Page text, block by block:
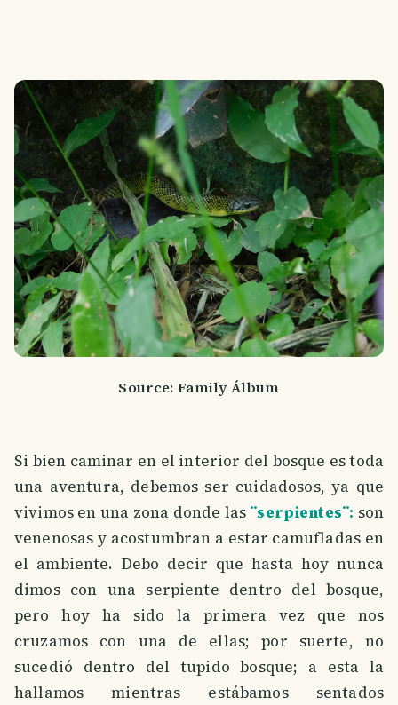
Source: Family Álbum
Si bien caminar en el interior del bosque es toda
una aventura, debemos ser cuidadosos, ya que
vivimos en una zona donde las ¨serpientes¨: son
venenosas y acostumbran a estar camufladas en
el ambiente. Debo decir que hasta hoy nunca
dimos con una serpiente dentro del bosque,
pero hoy ha sido la primera vez que nos
cruzamos con una de ellas; por suerte, no
sucedió dentro del tupido bosque; a esta la
hallamos mientras estábamos sentados